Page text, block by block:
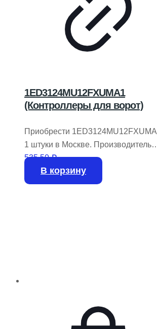
1ED3124MU12FXUMA1
(Контроллеры для ворот)
Приобрести
1 штуки в Москве. Производитель
INFINEON TECHNOLOGIES. В
наличии 358 штук на складе.
535,50₽
В корзину